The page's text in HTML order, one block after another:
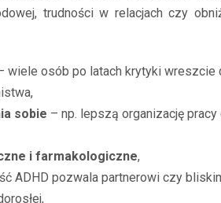
trudności w relacjach czy
wiele osób po latach krytyki wreszcie
sobie – np. lepszą organizację
i farmakologiczne,
ADHD pozwala partnerowi czy